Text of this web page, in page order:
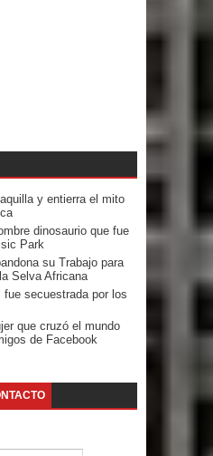
y entierra el mito
dinosaurio que fue
Park
su Trabajo para
Selva Africana
secuestrada por los
que cruzó el mundo
de Facebook